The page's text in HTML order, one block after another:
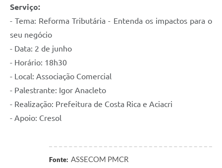
Serviço:
- Tema: Reforma Tributária - Entenda os impactos para o
seu negócio
- Data: 2 de junho
- Horário: 18h30
- Local: Associação Comercial
- Palestrante: Igor Anacleto
- Realização: Prefeitura de Costa Rica e Aciacri
- Apoio: Cresol
Fonte: ASSECOM PMCR